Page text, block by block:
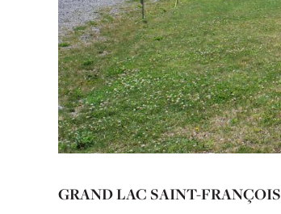
GRAND LAC SAINT-FRANÇOIS